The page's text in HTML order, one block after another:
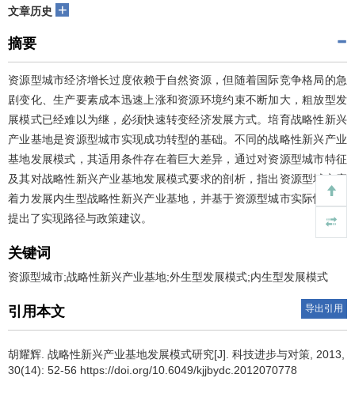
文章历史 +
摘要
资源型城市经济增长过度依赖于自然资源，但随着国际竞争格局的急
剧变化、生产要素成本迅速上涨和资源环境约束不断加大，粗放型发
展模式已经难以为继，必须快速转变经济发展方式。培育战略性新兴
产业基地是资源型城市实现成功转型的基础。不同的战略性新兴产业
基地发展模式，其适用条件存在着巨大差异，通过对资源型城市特征
及其对战略性新兴产业基地发展模式要求的剖析，指出资源型城市应
着力发展内生型战略性新兴产业基地，并基于资源型城市实际情况，
提出了实现路径与政策建议。
关键词
资源型城市;战略性新兴产业基地;外生型发展模式;内生型发展模式
引用本文 导出引用
胡耀辉 战略性新兴产业基地发展模式研究[J]. 科技进步与对策, 2013,
30(14): 52-56 https://doi.org/10.6049/kjjbydc.2012070778